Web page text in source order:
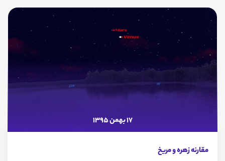
17 بهمن 1395
مقارنه زهره و مریخ